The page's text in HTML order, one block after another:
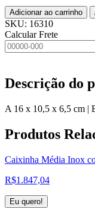
Adicionar ao carrinho
SKU: 16310
Calcular Frete
Descrição do
A 16 x 10,5 x 6,5 cm |
Produtos
Caixinha Média Inox
R$1.847,04
Eu quero!